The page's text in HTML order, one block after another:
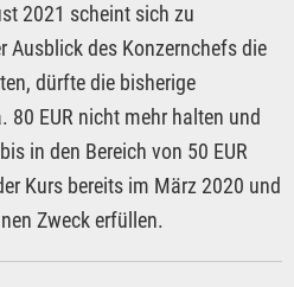
2021 scheint sich zu
Ausblick des Konzernchefs die
dürfte die bisherige
80 EUR nicht mehr halten und
in den Bereich von 50 EUR
Kurs bereits im März 2020 und
Zweck erfüllen.